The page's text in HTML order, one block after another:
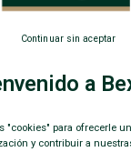
a
"cookies" para ofrecerle
y contribuir a
Continuar sin aceptar